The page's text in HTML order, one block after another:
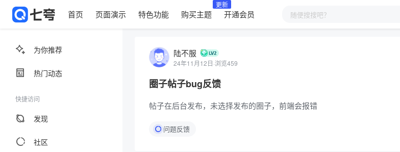
首页 页面演示 特色功能 购买主题
更新
开通会员
为你推荐
热门动态
快捷访问
发现
社区
圈子帖子bug反馈
陆不服
24年11月12日·浏览459
帖子在后台发布，未选择发布的圈子，前端会报错
问题反馈